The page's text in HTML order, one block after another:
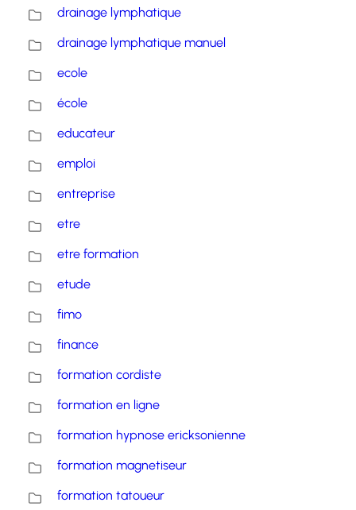
drainage lymphatique
drainage lymphatique manuel
ecole
école
educateur
emploi
entreprise
etre
etre formation
etude
fimo
finance
formation cordiste
formation en ligne
formation hypnose ericksonienne
formation magnetiseur
formation tatoueur